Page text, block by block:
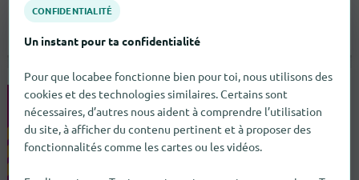
HORNBACH Etoy
Route de l'Industrie 6 Etoy
vers le magasin
CONFIDENTIALITÉ
Un instant pour ta confidentialité
Pour que locabee fonctionne bien pour toi, nous utilisons des
cookies et des technologies similaires. Certains sont
nécessaires, d’autres nous aident à comprendre l’utilisation
du site, à afficher du contenu pertinent et à proposer des
fonctionnalités comme les cartes ou les vidéos.